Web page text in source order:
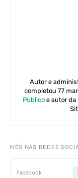
Autor e
completou 77
Público e autor da
NÓS NAS REDES
Facebook